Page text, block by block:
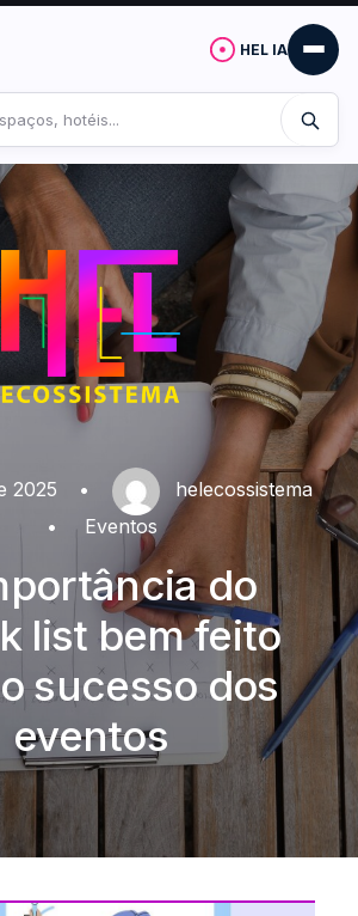
HEL IA
2025 •
helecossistema
•
Eventos
do
list bem feito
sucesso dos
eventos